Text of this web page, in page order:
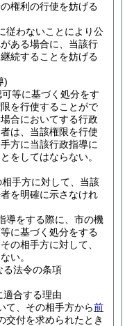
権利の行使を妨げる
従わないことにより公
ある場合に、当該行
続することを妨げる
)
等に基づく処分をす
を行使することがで
合においてする行政
は、当該権限を行使
方に当該行政指導に
をしてはならない。
手方に対して、当該
を明確に示さなけれ
導をする際に、市の機
に基づく処分をする
の相手方に対して、
い。
る法令の条項
適合する理由
て、その相手方から前
交付を求められたとき